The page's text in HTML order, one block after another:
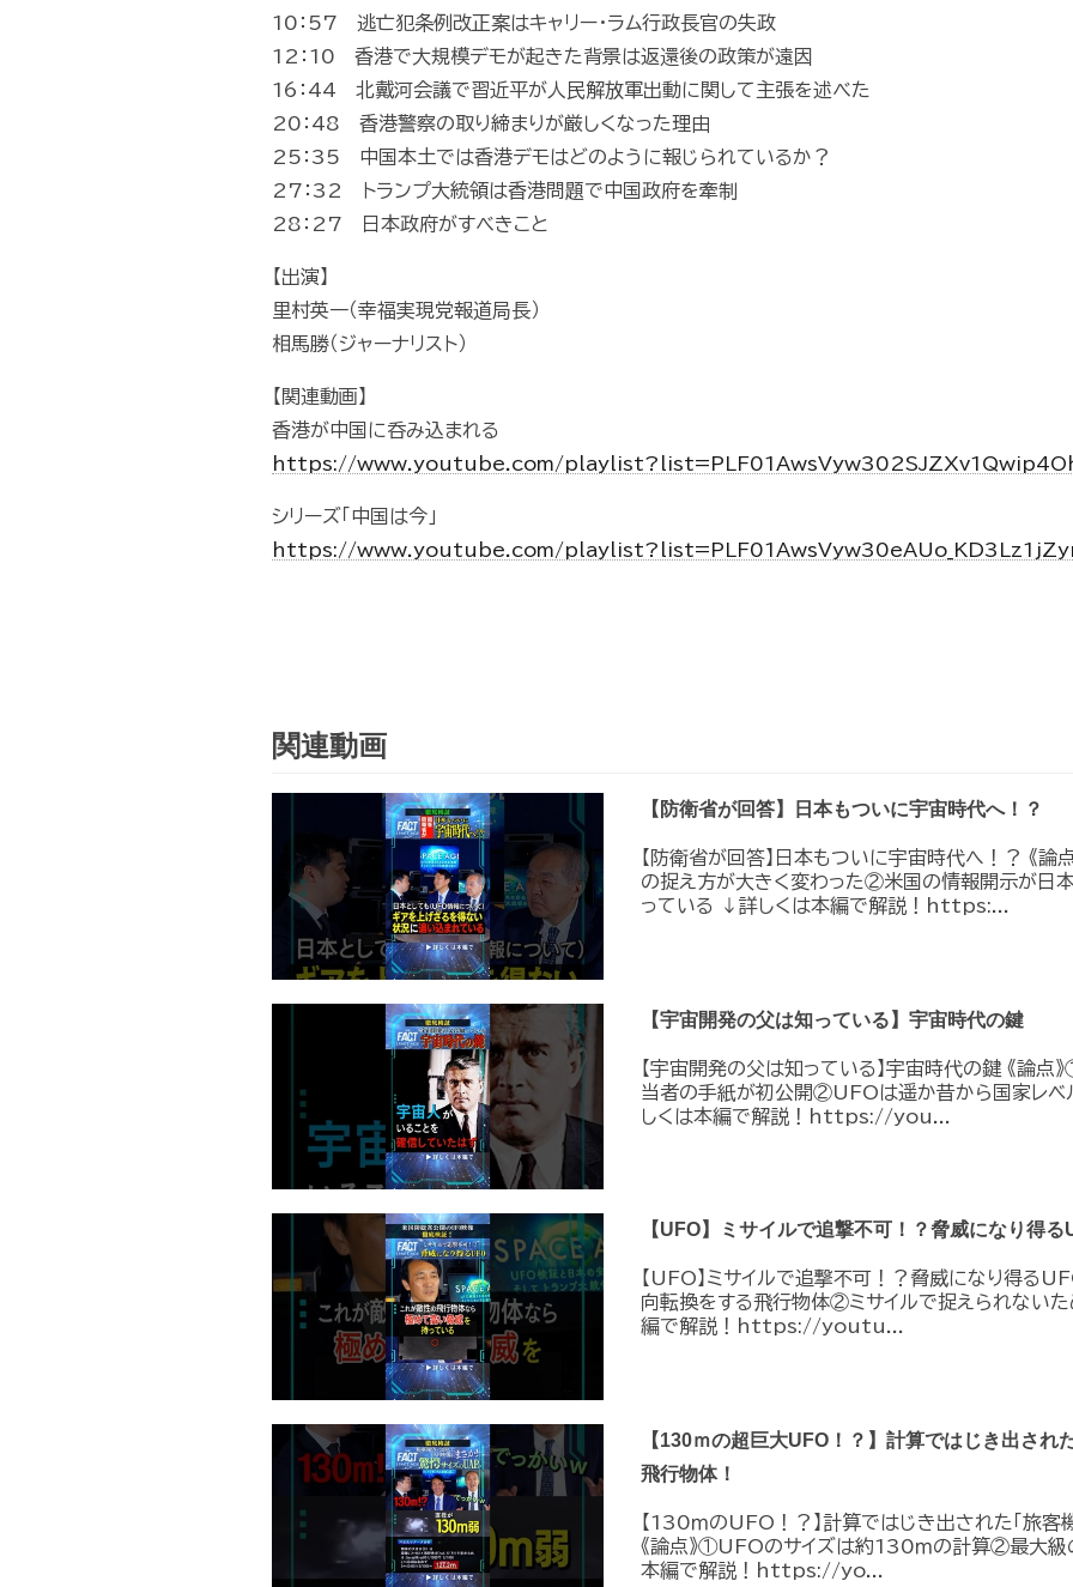
10：57 逃亡犯条例改正案はキャリー・ラム行政長官の失政
12：10 香港で大規模デモが起きた背景は返還後の政策が遠因
16：44 北戴河会議で習近平が人民解放軍出動に関して主張を述べた
20：48 香港警察の取り締まりが厳しくなった理由
25：35 中国本土では香港デモはどのように報じられているか？
27：32 トランプ大統領は香港問題で中国政府を牽制
28：27 日本政府がすべきこと
【出演】
里村英一（幸福実現党報道局長）
相馬勝（ジャーナリスト）
【関連動画】
香港が中国に呑み込まれる
https://www.youtube.com/
シリーズ「中国は今」
https://www.youtube.com/
関連動画
【防衛省が回答】日本もついに宇宙時代へ！？
【防衛省が回答】日本もついに宇宙時代へ！？ 《
の捉え方が大きく変わった②米国の情報開示が日
っている ↓詳しくは本編で解説！https:...
【宇宙開発の父は知っている】宇宙時代の鍵
【宇宙開発の父は知っている】宇宙時代の鍵 《論点
当者の手紙が初公開②UFOは遥か昔から国家レ
しくは本編で解説！https://you...
【UFO】ミサイルで追撃不可！？脅威になり得る
【UFO】ミサイルで追撃不可！？脅威になり得る
向転換をする飛行物体②ミサイルで捉えられない
編で解説！https://youtu...
【130ｍの超巨大UFO！？】計算ではじき出され
飛行物体！
【130ｍのUFO！？】計算ではじき出された「旅客
《論点》①UFOのサイズは約130ｍの計算②最大
本編で解説！https://yo...